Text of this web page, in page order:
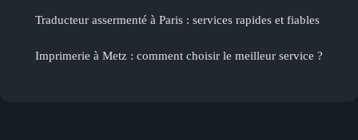
Traducteur assermenté à Paris : services rapides et fiables
Imprimerie à Metz : comment choisir le meilleur service ?